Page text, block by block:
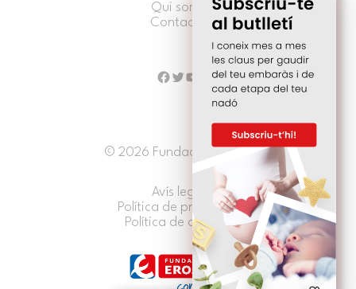
Qui som?
Contacte
Facebook
Twitter
YouTube
© 2026 Fundació EROSKI
Avís legal
Política de privacitat
Política de cookies